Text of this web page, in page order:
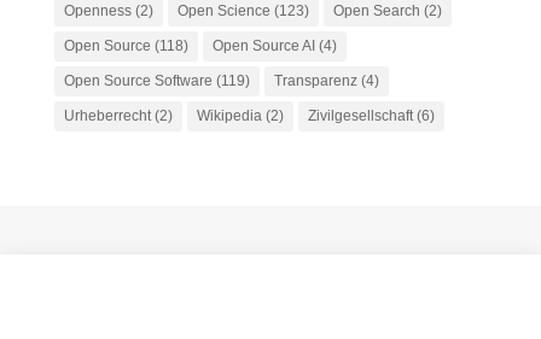
Openness(2) Open Science (123) Open Search (2)
Open Source (118) Open Source AI (4)
Open Source Software (119) Transparenz(4)
Urheberrecht(2) Wikipedia(2) Zivilgesellschaft(6)